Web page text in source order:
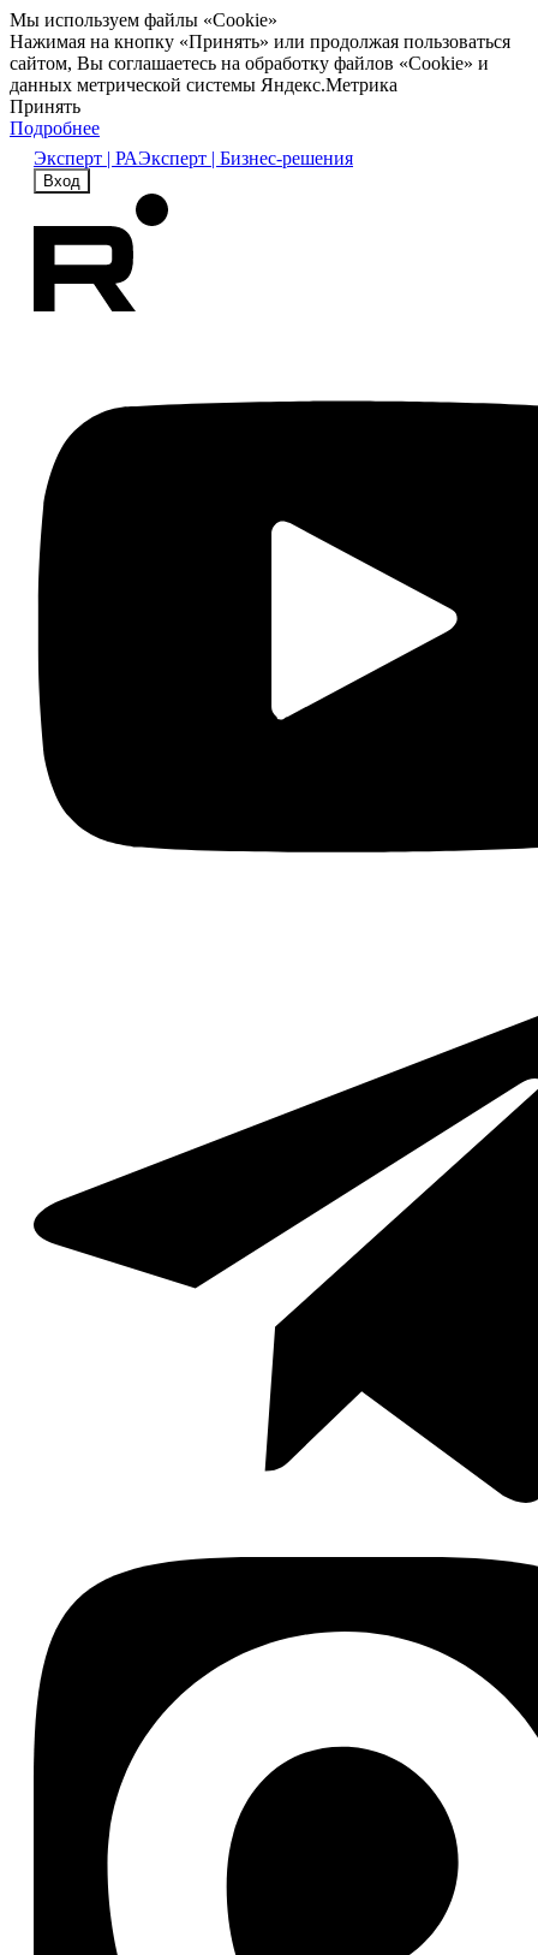
Мы используем файлы «Cookie»
Нажимая на кнопку «Принять» или продолжая пользоваться
сайтом, Вы соглашаетесь на обработку файлов «Cookie» и
данных метрической системы Яндекс.Метрика
Принять
Подробнее
Эксперт | РАЭксперт | Бизнес-решения
Вход